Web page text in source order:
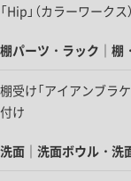
「Hip」（カラーワーク
棚パーツ・ラック｜棚
棚受け「アイアンブラ
付け
洗面｜洗面ボウル・洗